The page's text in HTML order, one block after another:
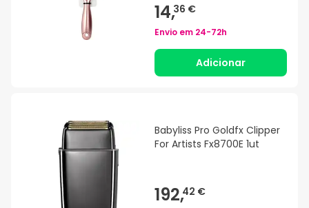
14,36 €
Envio em 24-72h
Adicionar
Babyliss Pro Goldfx Clipper
For Artists Fx8700E 1ut
192,42 €